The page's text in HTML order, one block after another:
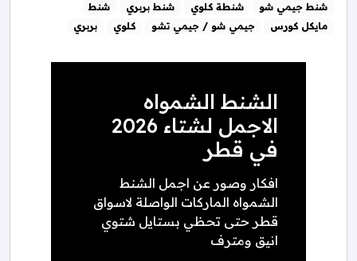
شنط جيمي شو شنطة كلوي شنط بربري
شنط
مايكل كورس
جيمي شو / جيمي تشو كلوي بربري
الشنط الشمواه
الاجمل لشتاء 2026
في قطر
افكار وصور عن اجمل الشنط
الشمواه الماركات الواصلة لاسواق
قطر حتى تحظي بستايل شتوي
انيق ومترف